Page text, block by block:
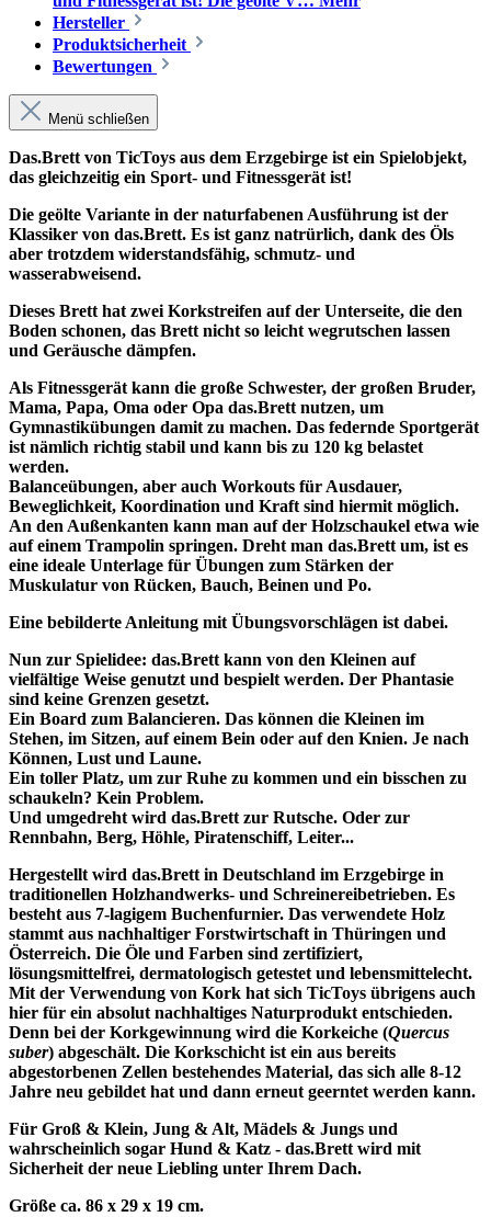
Hersteller
Produktsicherheit
Bewertungen
Menü schließen
Das.Brett von TicToys aus dem Erzgebirge ist ein Spielobjekt,
das gleichzeitig ein Sport- und Fitnessgerät ist!
Die geölte Variante in der naturfabenen Ausführung ist der
Klassiker von das.Brett. Es ist ganz natrürlich, dank des Öls
aber trotzdem widerstandsfähig, schmutz- und
wasserabweisend.
Dieses Brett hat zwei Korkstreifen auf der Unterseite, die den
Boden schonen, das Brett nicht so leicht wegrutschen lassen
und Geräusche dämpfen.
Als Fitnessgerät kann die große Schwester, der großen Bruder,
Mama, Papa, Oma oder Opa das.Brett nutzen, um
Gymnastikübungen damit zu machen. Das federnde Sportgerät
ist nämlich richtig stabil und kann bis zu 120 kg belastet
werden.
Balanceübungen, aber auch Workouts für Ausdauer,
Beweglichkeit, Koordination und Kraft sind hiermit möglich.
An den Außenkanten kann man auf der Holzschaukel etwa wie
auf einem Trampolin springen. Dreht man das.Brett um, ist es
eine ideale Unterlage für Übungen zum Stärken der
Muskulatur von Rücken, Bauch, Beinen und Po.
Eine bebilderte Anleitung mit Übungsvorschlägen ist dabei.
Nun zur Spielidee: das.Brett kann von den Kleinen auf
vielfältige Weise genutzt und bespielt werden. Der Phantasie
sind keine Grenzen gesetzt.
Ein Board zum Balancieren. Das können die Kleinen im
Stehen, im Sitzen, auf einem Bein oder auf den Knien. Je nach
Können, Lust und Laune.
Ein toller Platz, um zur Ruhe zu kommen und ein bisschen zu
schaukeln? Kein Problem.
Und umgedreht wird das.Brett zur Rutsche. Oder zur
Rennbahn, Berg, Höhle, Piratenschiff, Leiter...
Hergestellt wird das.Brett in Deutschland im Erzgebirge in
traditionellen Holzhandwerks- und Schreinereibetrieben. Es
besteht aus 7-lagigem Buchenfurnier. Das verwendete Holz
stammt aus nachhaltiger Forstwirtschaft in Thüringen und
Österreich. Die Öle und Farben sind zertifiziert,
lösungsmittelfrei, dermatologisch getestet und lebensmittelecht.
Mit der Verwendung von Kork hat sich TicToys übrigens auch
hier für ein absolut nachhaltiges Naturprodukt entschieden.
Denn bei der Korkgewinnung wird die Korkeiche (Quercus
suber) abgeschält. Die Korkschicht ist ein aus bereits
abgestorbenen Zellen bestehendes Material, das sich alle 8-12
Jahre neu gebildet hat und dann erneut geerntet werden kann.
Für Groß & Klein, Jung & Alt, Mädels & Jungs und
wahrscheinlich sogar Hund & Katz - das.Brett wird mit
Sicherheit der neue Liebling unter Ihrem Dach.
Größe ca. 86 x 29 x 19 cm.